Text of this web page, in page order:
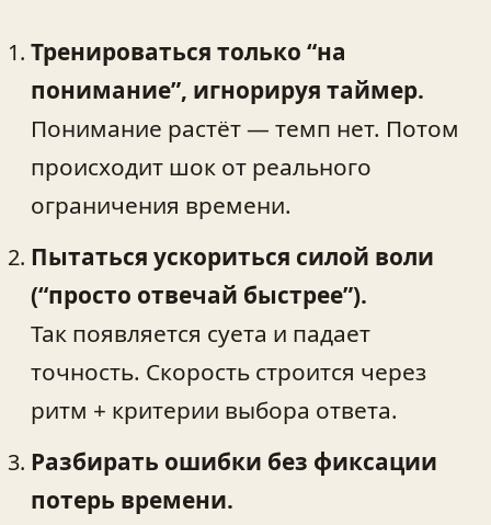
Тренироваться только “на
понимание”, игнорируя таймер.
Понимание растёт — темп нет. Потом
происходит шок от реального
ограничения времени.
Пытаться ускориться силой воли
(“просто отвечай быстрее”).
Так появляется суета и падает
точность. Скорость строится через
ритм + критерии выбора ответа.
Разбирать ошибки без фиксации
потерь времени.